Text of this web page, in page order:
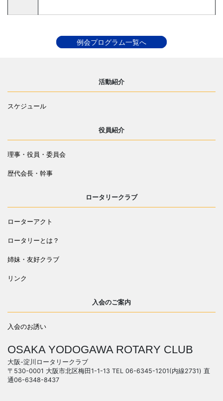
例会プログラム一覧へ
活動紹介
スケジュール
役員紹介
理事・役員・委員会
歴代会長・幹事
ロータリークラブ
ローターアクト
ロータリーとは？
姉妹・友好クラブ
リンク
入会のご案内
入会のお誘い
OSAKA YODOGAWA ROTARY CLUB
大阪-淀川ロータリークラブ
〒530-0001 大阪市北区梅田1-1-13 TEL 06-6345-1201(内線2731) 直
通06-6348-8437